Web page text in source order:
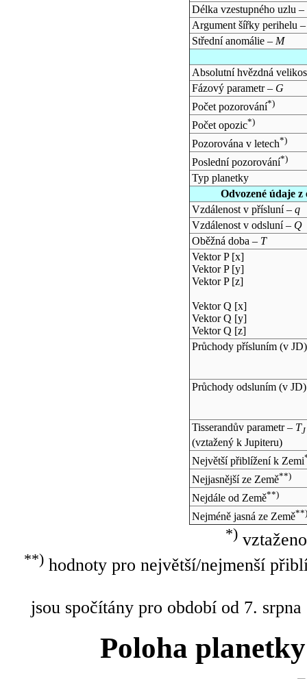
Délka vzestupného uzlu –
Argument šířky perihelu
Střední anomálie – M
Absolutní hvězdná
Fázový parametr – G
Počet pozorování*)
Počet opozic*)
Pozorována v letech*)
Poslední pozorování*)
Typ planetky
Odvozené údaje
Vzdálenost v přísluní – q
Vzdálenost v odsluní – Q
Oběžná doba – T
Vektor P [x]
Vektor P [y]
Vektor P [z]
Vektor Q [x]
Vektor Q [y]
Vektor Q [z]
Průchody přísluním (v JD)
Průchody odsluním (v JD)
Tisserandův parametr – TJ
(vztažený k Jupiteru)
Největší přiblížení k Zemi
Nejjasnější ze Země**)
Nejdále od Země**)
Nejméně jasná ze Země**)
*)
**)hodnoty pro největší/nejmenší
jsou spočítány pro období od 7.
Poloha